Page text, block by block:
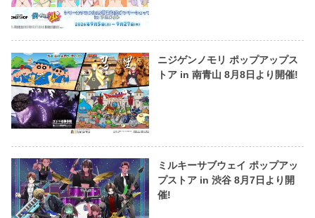
ニジゲンノモリ ポップアップス
トア in 南青山 8月8日より開催!
ミルキーサブウェイ ポップアッ
プストア in 渋谷 8月7日より開
催!